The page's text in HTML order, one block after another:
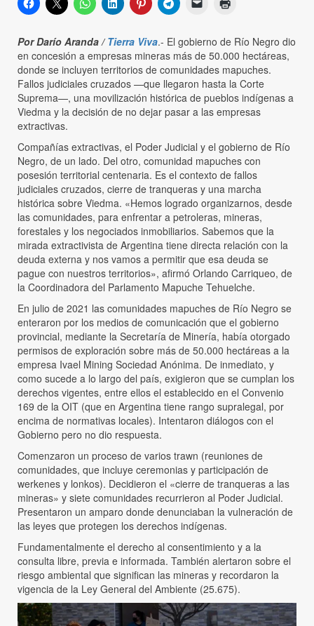
Por Darío Aranda /Tierra Viva.- El gobierno de Río Negro dio
en concesión a empresas mineras más de 50.000 hectáreas,
donde se incluyen territorios de comunidades mapuches.
Fallos judiciales cruzados —que llegaron hasta la Corte
Suprema—, una movilización histórica de pueblos indígenas a
Viedma y la decisión de no dejar pasar a las empresas
extractivas.
Compañías extractivas, el Poder Judicial y el gobierno de Río
Negro, de un lado. Del otro, comunidad mapuches con
posesión territorial centenaria. Es el contexto de fallos
judiciales cruzados, cierre de tranqueras y una marcha
histórica sobre Viedma. «Hemos logrado organizarnos, desde
las comunidades, para enfrentar a petroleras, mineras,
forestales y los negociados inmobiliarios. Sabemos que la
mirada extractivista de Argentina tiene directa relación con la
deuda externa y nos vamos a permitir que esa deuda se
pague con nuestros territorios», afirmó Orlando Carriqueo, de
la Coordinadora del Parlamento Mapuche Tehuelche.
En julio de 2021 las comunidades mapuches de Río Negro se
enteraron por los medios de comunicación que el gobierno
provincial, mediante la Secretaría de Minería, había otorgado
permisos de exploración sobre más de 50.000 hectáreas a la
empresa Ivael Mining Sociedad Anónima. De inmediato, y
como sucede a lo largo del país, exigieron que se cumplan los
derechos vigentes, entre ellos el establecido en el Convenio
169 de la OIT (que en Argentina tiene rango supralegal, por
encima de normativas locales). Intentaron diálogos con el
Gobierno pero no dio respuesta.
Comenzaron un proceso de varios trawn (reuniones de
comunidades, que incluye ceremonias y participación de
werkenes y lonkos). Decidieron el «cierre de tranqueras a las
mineras» y siete comunidades recurrieron al Poder Judicial.
Presentaron un amparo donde denunciaban la vulneración de
las leyes que protegen los derechos indígenas.
Fundamentalmente el derecho al consentimiento y a la
consulta libre, previa e informada. También alertaron sobre el
riesgo ambiental que significan las mineras y recordaron la
vigencia de la Ley General del Ambiente (25.675).